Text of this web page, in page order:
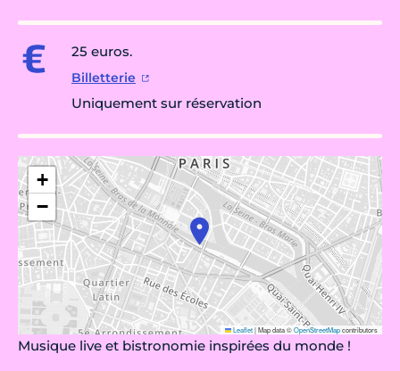
25 euros.
Billetterie
Uniquement sur réservation
+
−
Leaflet|Map data ©OpenStreetMapcontributors
Musique live et bistronomie inspirées du monde !